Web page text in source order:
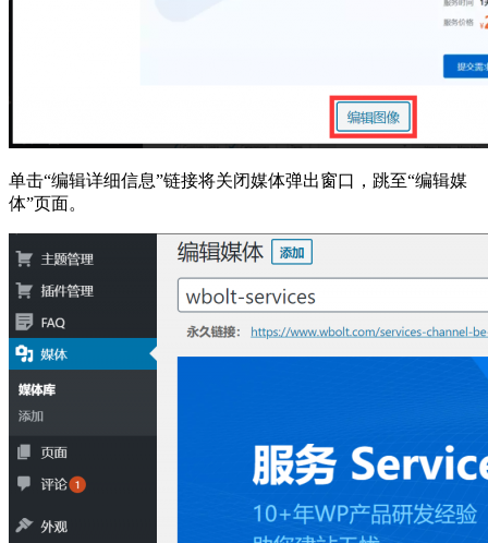
单击“编辑详细信息”链接将关闭媒体弹出窗口，跳至“编辑媒
体”页面。